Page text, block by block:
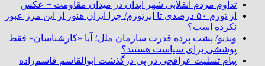
تداوم مردم انقلابی شهر آبدان در میدان مقاومت + عکس
از تورم ۵۰ درصدی تا ابرتورم/ چرا ایران هنوز از این مرز عبور
نکرده است؟
ویدیو/ پشت پرده قدرت سازمان ملل؛ آیا «کارشناسان» فقط
پوششی برای سیاست هستند؟
پیام تسلیت عراقچی در پی درگذشت ابوالقاسم قاسم‌زاده